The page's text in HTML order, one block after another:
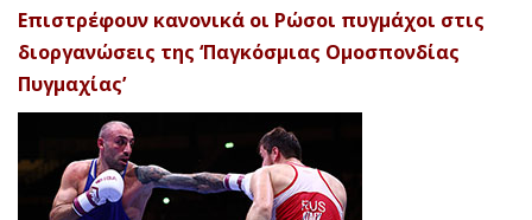
Επιστρέφουν κανονικά οι Ρώσοι πυγμάχοι στις
διοργανώσεις της ‘Παγκόσμιας Ομοσπονδίας
Πυγμαχίας’